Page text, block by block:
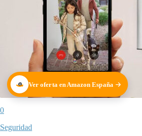
Ver oferta en Amazon España
0
Seguridad